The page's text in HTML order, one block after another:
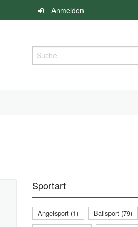
Anmelden
Suche
Sportart
Angelsport (1) Ballsport (79)